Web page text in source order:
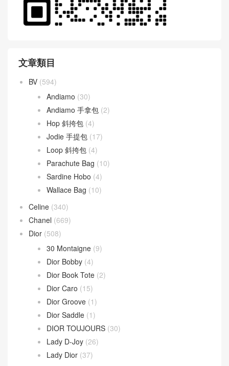
文章類目
(594)
Andiamo(30)
Andiamo 手拿包
Hop 斜挎包
Jodie 手提包
Loop 斜挎包
(4)
Parachute Bag
Sardine Hobo (4)
Wallace Bag (10)
Celine(340)
Chanel(669)
Dior
(508)
30 Montaigne(9)
Dior Bobby(4)